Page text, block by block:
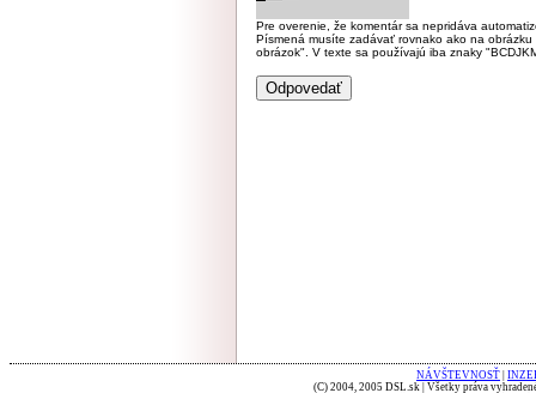
Pre overenie, že komentár sa nepridáva
Písmená musíte zadávať rovnako ako na
obrázok". V texte sa používajú iba znaky
NÁVŠTEVNOSŤ
(C) 2004, 2005 DSL.sk | Všetky práva